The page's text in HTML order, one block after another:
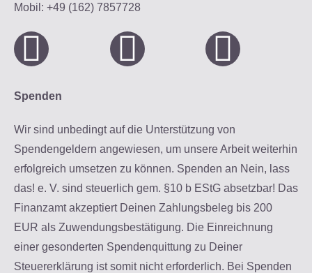
Mobil: +49 (162) 7857728
Spenden
Wir sind unbedingt auf die Unterstützung von
Spendengeldern angewiesen, um unsere Arbeit weiterhin
erfolgreich umsetzen zu können. Spenden an Nein, lass
das! e. V. sind steuerlich gem. §10 b EStG absetzbar! Das
Finanzamt akzeptiert Deinen Zahlungsbeleg bis 200
EUR als Zuwendungsbestätigung. Die Einreichnung
einer gesonderten Spendenquittung zu Deiner
Steuererklärung ist somit nicht erforderlich. Bei Spenden